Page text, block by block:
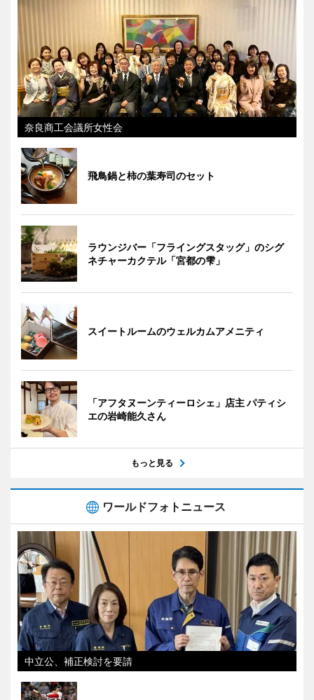
奈良商工会議所女性会
飛鳥鍋と柿の葉寿司のセット
ラウンジバー「フライングスタッグ」のシグ
ネチャーカクテル「宮都の雫」
スイートルームのウェルカムアメニティ
「アフタヌーンティーロシェ」店主 パティシ
エの岩崎能久さん
もっと見る
ワールドフォトニュース
中立公、補正検討を要請